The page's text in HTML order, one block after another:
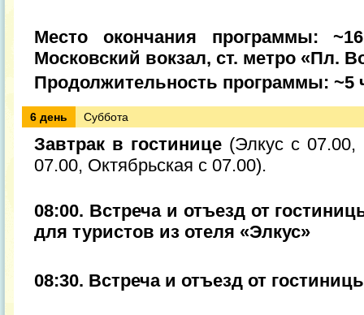
Место окончания программы:
Московский вокзал, ст. метро «Пл.
Продолжительность программы: ~5
6 день Суббота
Завтрак в гостинице (Элкус с
07.00, Октябрьская с 07.00).
08:00. Встреча и отъезд от
для туристов из отеля «Элкус»
08:30. Встреча и отъезд от